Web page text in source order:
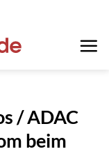
/ ADAC
beim